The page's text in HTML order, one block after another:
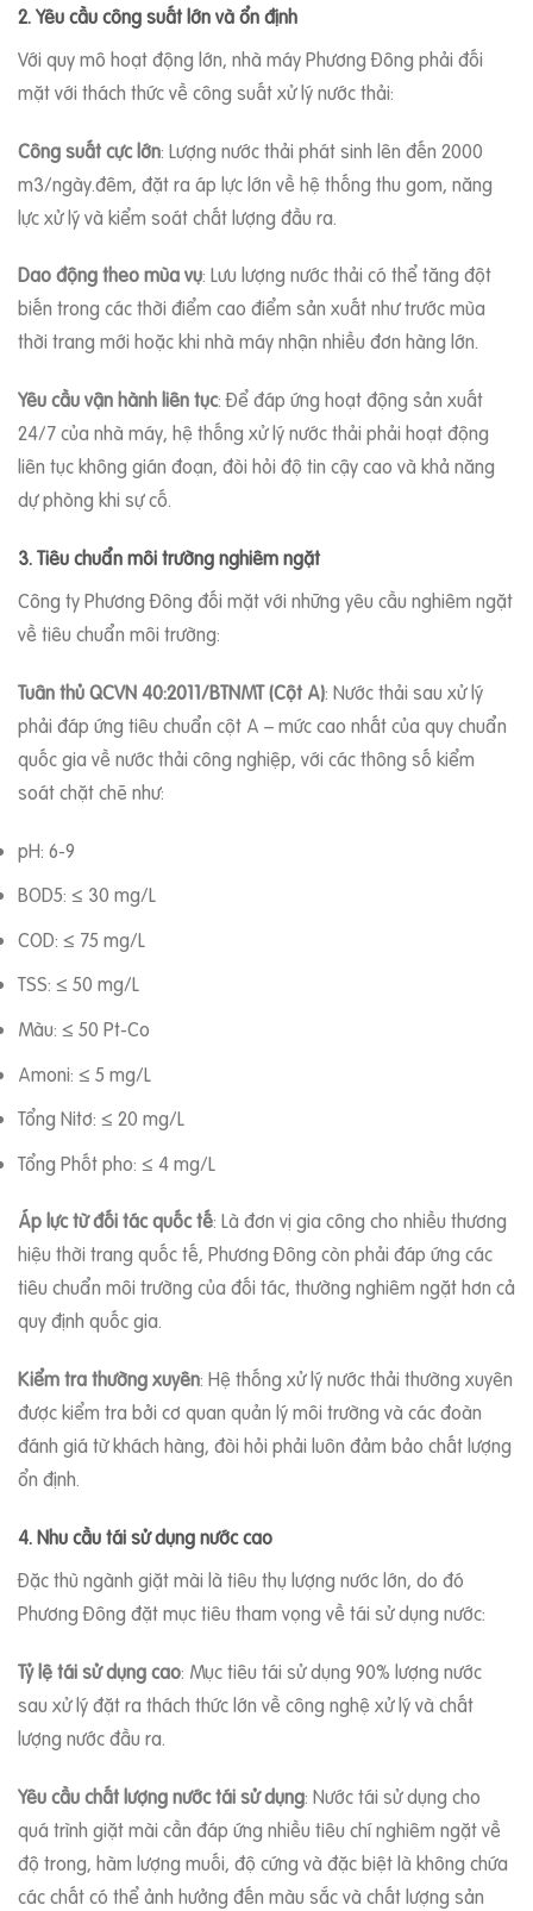
2. Yêu cầu công suất lớn và ổn định
Với quy mô hoạt động lớn, nhà máy Phương Đông phải đối
mặt với thách thức về công suất xử lý nước thải:
Công suất cực lớn: Lượng nước thải phát sinh lên đến 2000
m3/ngày.đêm, đặt ra áp lực lớn về hệ thống thu gom, năng
lực xử lý và kiểm soát chất lượng đầu ra.
Dao động theo mùa vụ: Lưu lượng nước thải có thể tăng đột
biến trong các thời điểm cao điểm sản xuất như trước mùa
thời trang mới hoặc khi nhà máy nhận nhiều đơn hàng lớn.
Yêu cầu vận hành liên tục: Để đáp ứng hoạt động sản xuất
24/7 của nhà máy, hệ thống xử lý nước thải phải hoạt động
liên tục không gián đoạn, đòi hỏi độ tin cậy cao và khả năng
dự phòng khi sự cố.
3. Tiêu chuẩn môi trường nghiêm ngặt
Công ty Phương Đông đối mặt với những yêu cầu nghiêm ngặt
về tiêu chuẩn môi trường:
Tuân thủ QCVN 40:2011/BTNMT (Cột A): Nước thải sau xử lý
phải đáp ứng tiêu chuẩn cột A – mức cao nhất của quy chuẩn
quốc gia về nước thải công nghiệp, với các thông số kiểm
soát chặt chẽ như:
pH: 6-9
BOD5: ≤ 30 mg/L
COD: ≤ 75 mg/L
TSS: ≤ 50 mg/L
Màu: ≤ 50 Pt-Co
Amoni: ≤ 5 mg/L
Tổng Nitơ: ≤ 20 mg/L
Tổng Phốt pho: ≤ 4 mg/L
Áp lực từ đối tác quốc tế: Là đơn vị gia công cho nhiều thương
hiệu thời trang quốc tế, Phương Đông còn phải đáp ứng các
tiêu chuẩn môi trường của đối tác, thường nghiêm ngặt hơn cả
quy định quốc gia.
Kiểm tra thường xuyên: Hệ thống xử lý nước thải thường xuyên
được kiểm tra bởi cơ quan quản lý môi trường và các đoàn
đánh giá từ khách hàng, đòi hỏi phải luôn đảm bảo chất lượng
ổn định.
4. Nhu cầu tái sử dụng nước cao
Đặc thù ngành giặt mài là tiêu thụ lượng nước lớn, do đó
Phương Đông đặt mục tiêu tham vọng về tái sử dụng nước:
Tỷ lệ tái sử dụng cao: Mục tiêu tái sử dụng 90% lượng nước
sau xử lý đặt ra thách thức lớn về công nghệ xử lý và chất
lượng nước đầu ra.
Yêu cầu chất lượng nước tái sử dụng: Nước tái sử dụng cho
quá trình giặt mài cần đáp ứng nhiều tiêu chí nghiêm ngặt về
độ trong, hàm lượng muối, độ cứng và đặc biệt là không chứa
các chất có thể ảnh hưởng đến màu sắc và chất lượng sản